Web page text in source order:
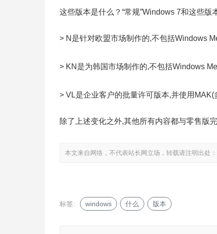
这些版本是什么？“常规”Windows 7和这些版
> N是针对欧盟市场制作的,不包括Windows
> KN是为韩国市场制作的,不包括Windows
> VL是企业客户的批量许可版本,并使用
除了上述变化之外,其他所有内容都与零售版
本文来自网络，不代表站长网立场，转载请注明出处：
标签: windows 什么 版本